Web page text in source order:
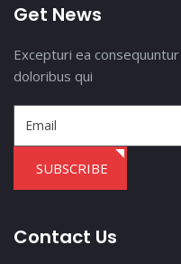
Get News
Excepturi ea
doloribus qui
SUBSCRIBE
Contact Us